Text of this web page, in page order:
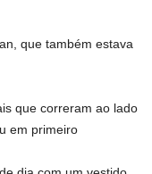
que também estava
que correram ao lado
em primeiro